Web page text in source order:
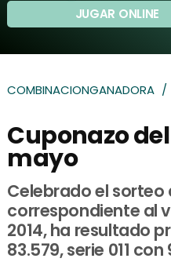
JUGAR ONLINE
COMBINACIONGANADORA
Cuponazo
mayo
Celebrado el sorteo
correspondiente al
2014, ha resultado
83.579, serie 011